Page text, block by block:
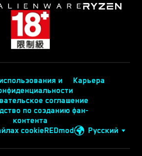
и
Карьера
соглашение
по созданию фан-
контента
cookieREDmod Русский